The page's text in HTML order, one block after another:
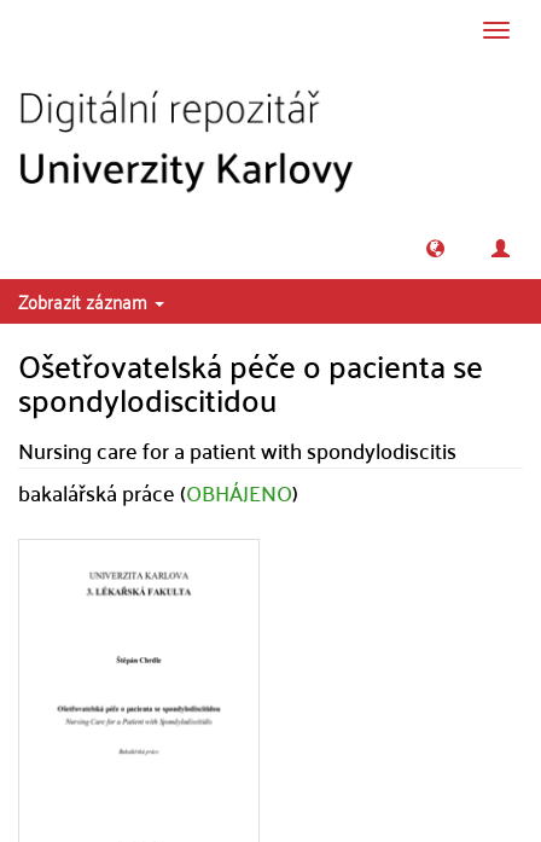
Zobrazit záznam
Ošetřovatelská péče o pacienta se
spondylodiscitidou
Nursing care for a patient with spondylodiscitis
bakalářská práce (OBHÁJENO)